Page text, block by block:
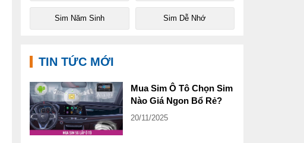
Sim Năm Sinh Sim Dễ Nhớ
TIN TỨC MỚI
Mua Sim Ô Tô Chọn Sim
Nào Giá Ngon Bổ Rẻ?
20/11/2025